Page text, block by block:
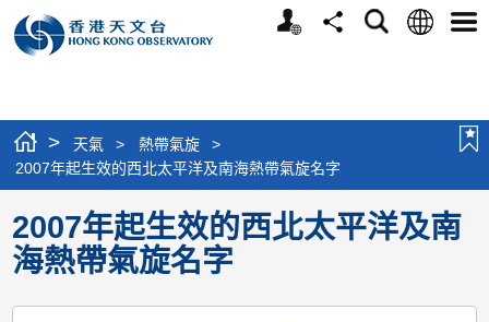
個
分
搜
語
選
> 天氣 > 熱帶氣旋
>
2007年起生效的西北太平洋及南海熱帶氣旋名字
2007年起生效的西北太平洋及南
海熱帶氣旋名字